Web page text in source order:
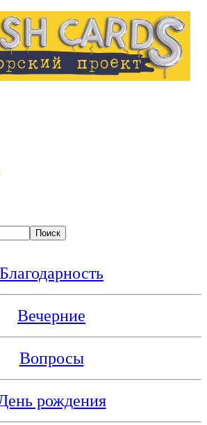
Поиск
Благодарность
Вечерние
Вопросы
рождения